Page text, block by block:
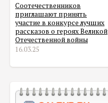
Соотечественников
приглашают принять
участие в конкурсе лучших
рассказов о героях Великой
Отечественной войны
16.03.25